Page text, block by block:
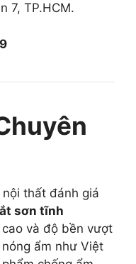
7, TP.HCM.
thất đánh giá
sơn tĩnh
và độ bền vượt
ẩm như Việt